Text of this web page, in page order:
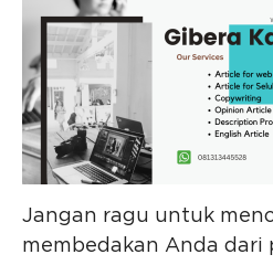
Jangan ragu untuk
membedakan Anda dari